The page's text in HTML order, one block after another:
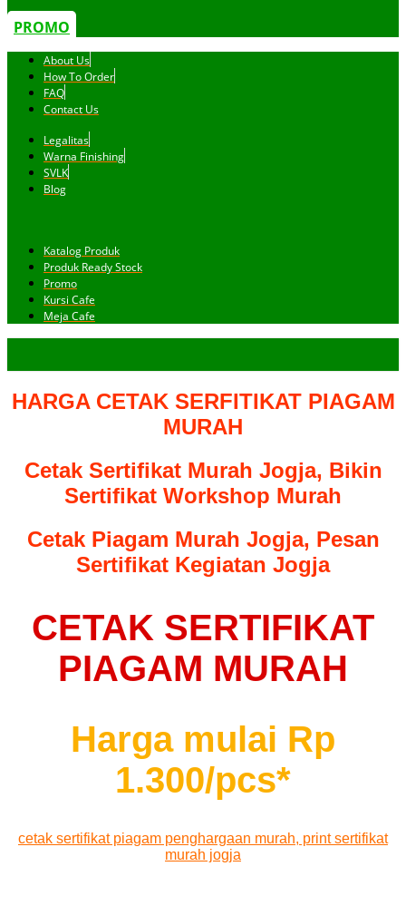
PROMO
About Us
How To Order
FAQ
Contact Us
Legalitas
Warna Finishing
SVLK
Blog
Katalog Produk
Produk Ready Stock
Promo
Kursi Cafe
Meja Cafe
HARGA CETAK SERFITIKAT PIAGAM
MURAH
Cetak Sertifikat Murah Jogja, Bikin
Sertifikat Workshop Murah
Cetak Piagam Murah Jogja, Pesan
Sertifikat Kegiatan Jogja
CETAK SERTIFIKAT
PIAGAM MURAH
Harga mulai Rp
1.300/pcs*
cetak sertifikat piagam penghargaan murah, print sertifikat
murah jogja